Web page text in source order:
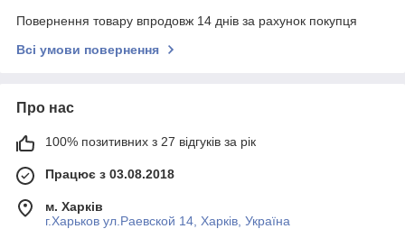
Повернення товару впродовж 14 днів за рахунок покупця
Всі умови повернення
Про нас
100% позитивних з 27 відгуків за рік
Працює з 03.08.2018
м. Харків
г.Харьков ул.Раевской 14, Харків, Україна